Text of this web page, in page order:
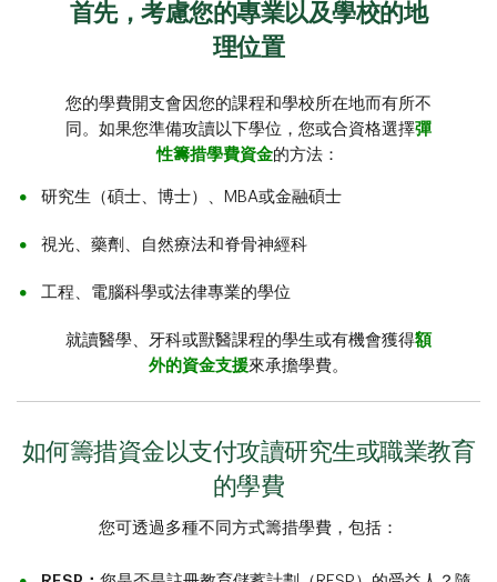
首先，考慮您的專業以及學校的地
理位置
您的學費開支會因您的課程和學校所在地而有所不
同。如果您準備攻讀以下學位，您或合資格選擇彈
性籌措學費資金的方法：
研究生（碩士、博士）、MBA或金融碩士
視光、藥劑、自然療法和脊骨神經科
工程、電腦科學或法律專業的學位
就讀醫學、牙科或獸醫課程的學生或有機會獲得額
外的資金支援來承擔學費。
如何籌措資金以支付攻讀研究生或職業教育
的學費
您可透過多種不同方式籌措學費，包括：